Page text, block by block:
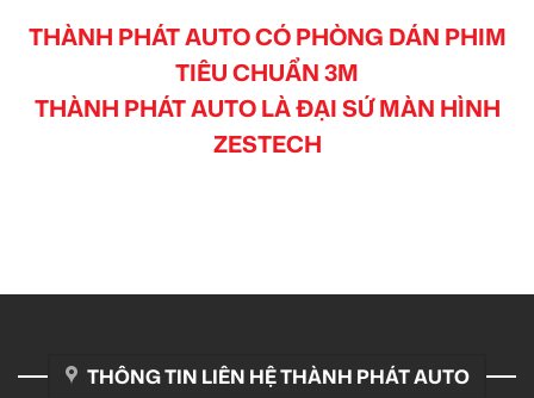
THÀNH PHÁT AUTO CÓ PHÒNG DÁN PHIM
TIÊU CHUẨN 3M
THÀNH PHÁT AUTO LÀ ĐẠI SỨ MÀN HÌNH
ZESTECH
THÔNG TIN LIÊN HỆ THÀNH PHÁT AUTO